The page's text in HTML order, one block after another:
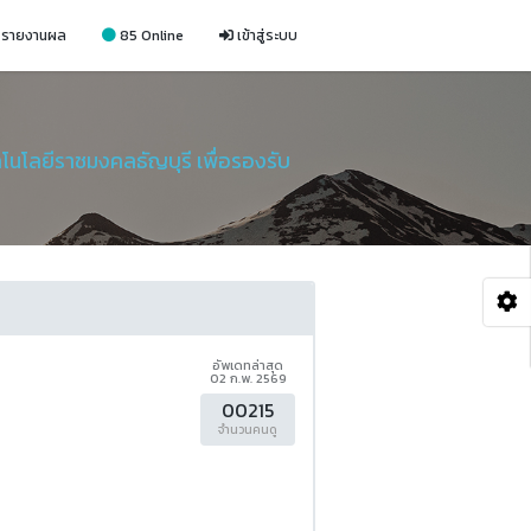
รายงานผล 85 Online เข้าสู่ระบบ
นโลยีราชมงคลธัญบุรี เพื่อรองรับ
อัพเดทล่าสุด
02 ก.พ. 2569
00215
จำนวนคนดู